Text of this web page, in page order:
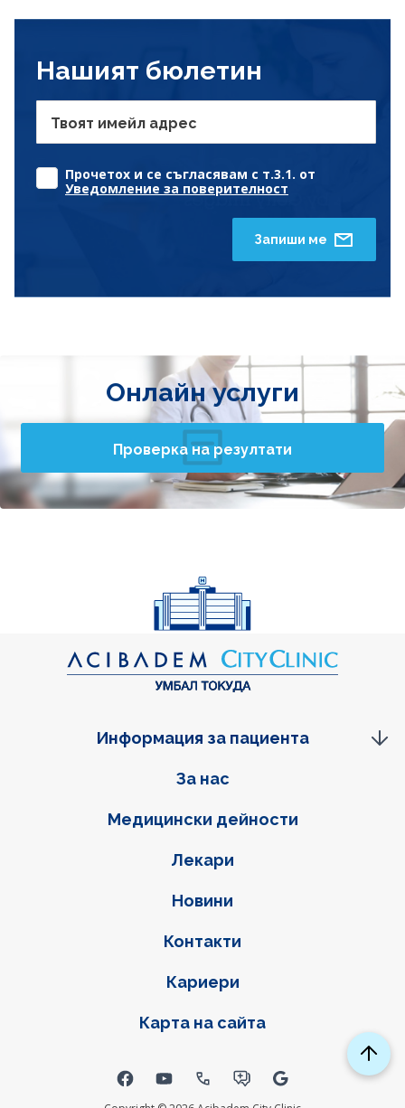
Нашият бюлетин
Твоят имейл адрес
Прочетох и се съгласявам с т.3.1. от
Уведомление за поверителност
Запиши ме
Онлайн услуги
Проверка на резултати
Фуутер навигация
За нас
Медицински дейности
Лекари
Новини
Контакти
Кариери
Карта на сайта
Информация за пациента
Social links